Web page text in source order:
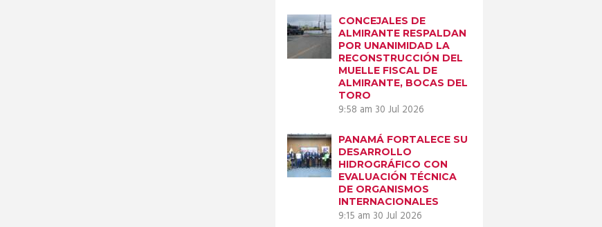
CONCEJALES DE
ALMIRANTE RESPALDAN
POR UNANIMIDAD LA
RECONSTRUCCIÓN DEL
MUELLE FISCAL DE
ALMIRANTE, BOCAS DEL
TORO
9:58 am 30 Jul 2026
PANAMÁ FORTALECE SU
DESARROLLO
HIDROGRÁFICO CON
EVALUACIÓN TÉCNICA
DE ORGANISMOS
INTERNACIONALES
9:15 am 30 Jul 2026